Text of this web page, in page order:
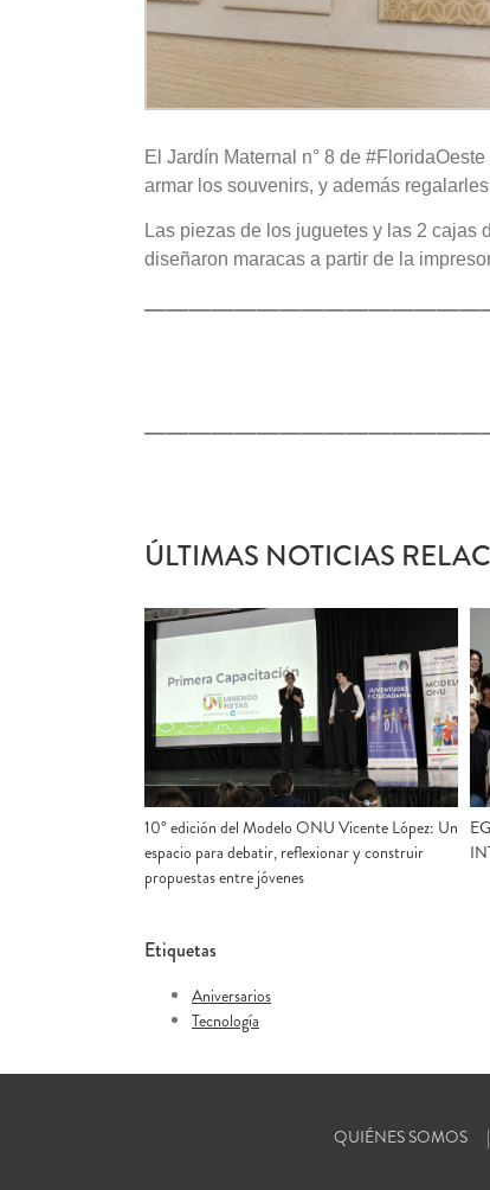
El Jardín Maternal n° 8 de
armar los souvenirs, y además
Las piezas de los juguetes y las 2 cajas
diseñaron maracas a partir de la
ÚLTIMAS NOTICIAS
10° edición del Modelo ONU Vicente López: Un
espacio para debatir, reflexionar y construir
propuestas entre jóvenes
Etiquetas
Aniversarios
Tecnología
QUIÉNES SOMOS